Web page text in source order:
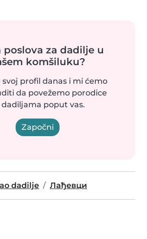
poslova za dadilje u
komšiluku?
profil danas i mi ćemo
da povežemo porodice
dadiljama poput vas.
Započni
dadilje Лађевци